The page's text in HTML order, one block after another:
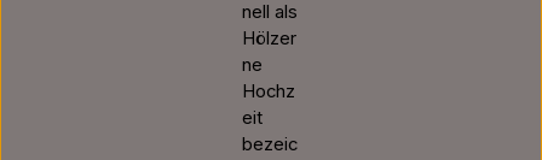
nell als
Hölzer
ne
Hochz
eit
bezeic